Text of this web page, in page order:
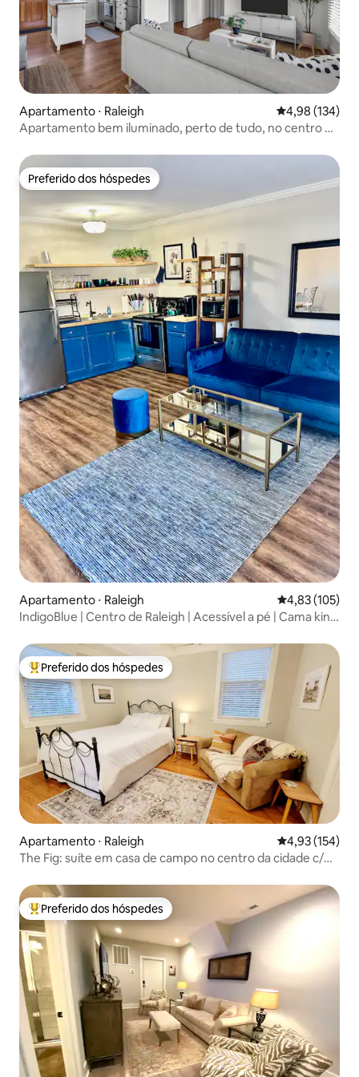
Apartamento ⋅ Raleigh 4,98 de uma
4,98 (134)
Apartamento bem iluminado, perto de tudo, no centro de
Preferido dos hóspedes
Preferido dos hóspedes
Apartamento ⋅ Raleigh 4,83 de uma
4,83 (105)
IndigoBlue | Centro de Raleigh | Acessível a pé | Cama king
Entre os melhores preferidos dos hóspedes
Preferido dos hóspedes
Apartamento ⋅ Raleigh 4,93 de uma
4,93 (154)
The Fig: suíte em casa de campo no centro da cidade c/
Entre os melhores preferidos dos hóspedes
Preferido dos hóspedes